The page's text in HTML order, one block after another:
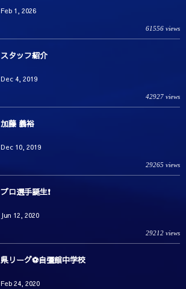
Feb 1, 2026
61556 views
スタッフ紹介
Dec 4, 2019
42927 views
加藤 義裕
Dec 10, 2019
29265 views
プロ選手誕生❗️
Jun 12, 2020
29212 views
県リーグ⚽️自彊館中学校
Feb 24, 2020